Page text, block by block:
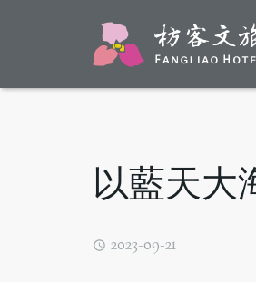
以藍天大
2023-09-21